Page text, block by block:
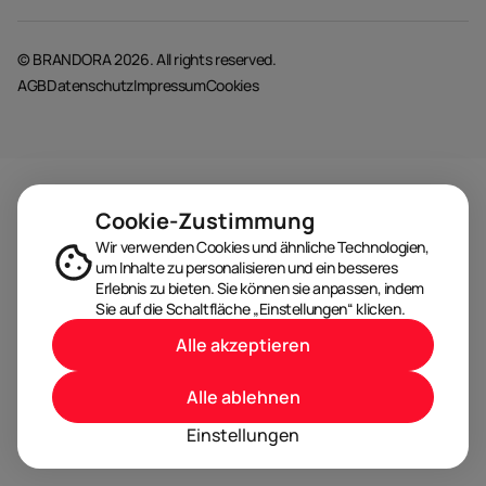
© BRANDORA 2026. All rights reserved.
AGBDatenschutzImpressumCookies
Cookie-Zustimmung
Wir verwenden Cookies und ähnliche Technologien,
um Inhalte zu personalisieren und ein besseres
Erlebnis zu bieten. Sie können sie anpassen, indem
Sie auf die Schaltfläche „Einstellungen“ klicken.
Einstellungen
Alle ablehnen
Alle akzeptieren